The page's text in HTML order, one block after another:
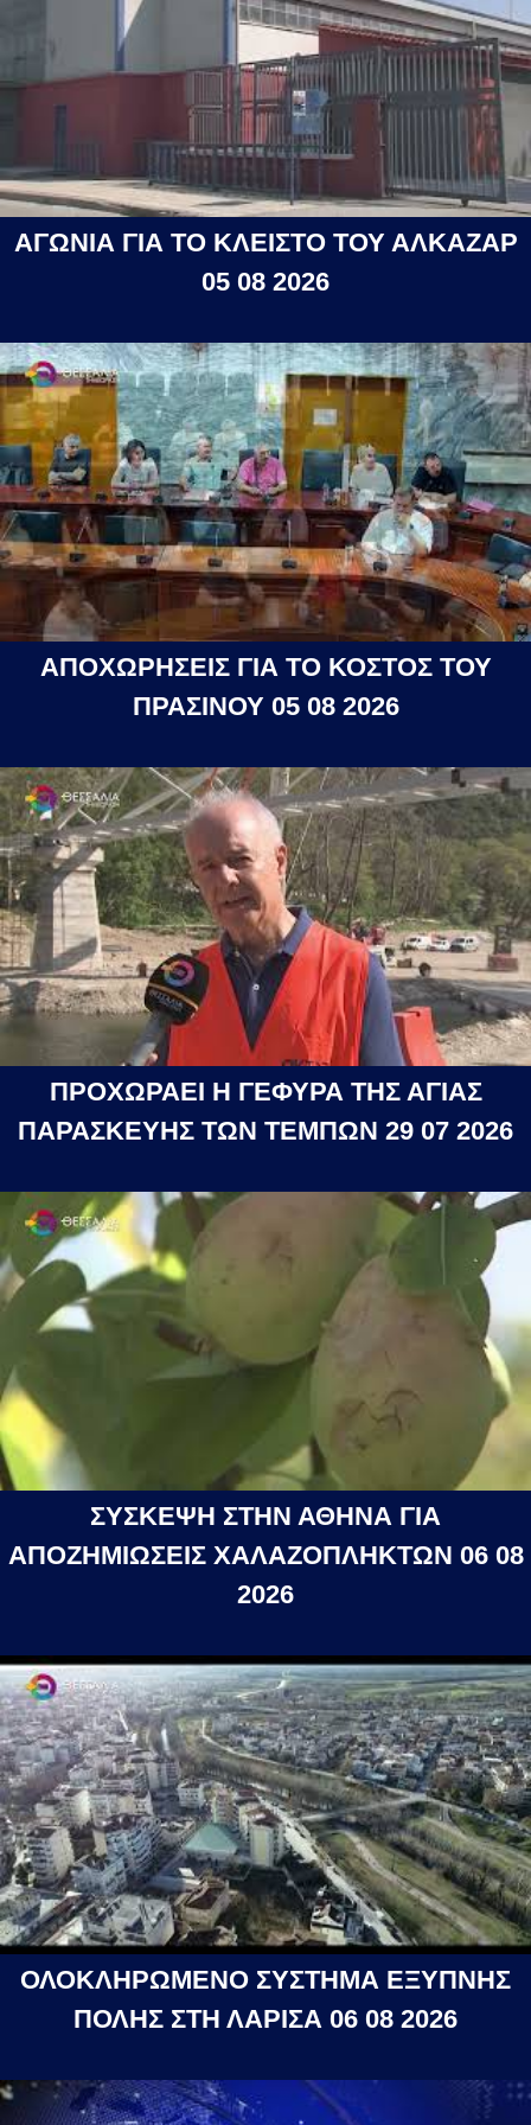
ΑΓΩΝΙΑ ΓΙΑ ΤΟ ΚΛΕΙΣΤΟ ΤΟΥ ΑΛΚΑΖΑΡ
05 08 2026
ΑΠΟΧΩΡΗΣΕΙΣ ΓΙΑ ΤΟ ΚΟΣΤΟΣ ΤΟΥ
ΠΡΑΣΙΝΟΥ 05 08 2026
ΠΡΟΧΩΡΑΕΙ Η ΓΕΦΥΡΑ ΤΗΣ ΑΓΙΑΣ
ΠΑΡΑΣΚΕΥΗΣ ΤΩΝ ΤΕΜΠΩΝ 29 07 2026
ΣΥΣΚΕΨΗ ΣΤΗΝ ΑΘΗΝΑ ΓΙΑ
ΑΠΟΖΗΜΙΩΣΕΙΣ ΧΑΛΑΖΟΠΛΗΚΤΩΝ 06 08
2026
ΟΛΟΚΛΗΡΩΜΕΝΟ ΣΥΣΤΗΜΑ ΕΞΥΠΝΗΣ
ΠΟΛΗΣ ΣΤΗ ΛΑΡΙΣΑ 06 08 2026